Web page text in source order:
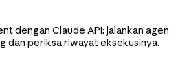
dengan Claude API: jalankan agen
dan periksa riwayat eksekusinya.